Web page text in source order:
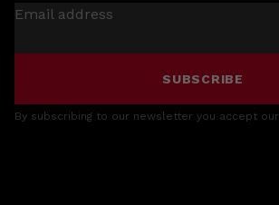
Email address
SUBSCRIBE
By subscribing to our newsletter you accept our